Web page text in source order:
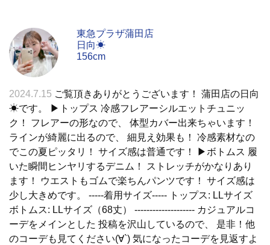
東急プラザ蒲田店
日向☀
156cm
2024.7.15 ご覧頂きありがとうございます！ 蒲田店の日向
☀です。 ▶︎トップス 冷感フレアーシルエットチュニッ
ク！ フレアーの形なので、 体型カバー出来ちゃいます！
ラインが綺麗に出るので、 細見え効果も！ 冷感素材なの
でこの夏ピッタリ！ サイズ感は普通です！ ▶︎ボトムス 履
いた瞬間ヒンヤリするデニム！ ストレッチがかなりあり
ます！ ウエストもゴムで楽ちんパンツです！ サイズ感は
少し大きめです。 -----着用サイズ----- トップス: LLサイズ
ボトムス: LLサイズ（68丈） -------------------- カジュアルコ
ーデをメインとした 投稿を沢山しているので、 是非！他
のコーデも見てください(∀`) 気になったコーデを見返すよ